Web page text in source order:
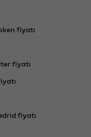
fiyatı
fiyatı
fiyatı